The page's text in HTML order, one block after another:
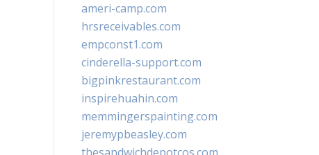
ameri-camp.com
hrsreceivables.com
empconst1.com
cinderella-support.com
bigpinkrestaurant.com
inspirehuahin.com
memmingerspainting.com
jeremypbeasley.com